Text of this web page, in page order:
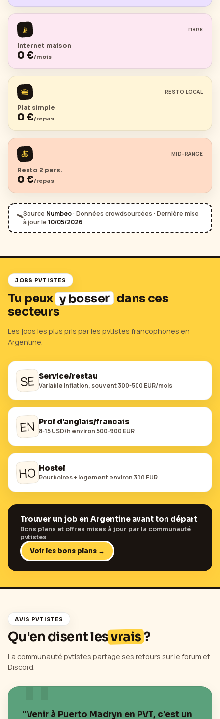
📡 FIBRE
Internet maison
0 €/mois
🍔 RESTO LOCAL
Plat simple
0 €/repas
🍝 MID-RANGE
Resto 2 pers.
0 €/repas
🛰️Source Numbeo· Données crowdsourcées · Dernière mise
à jour le 10/05/2026
JOBS PVTISTES
Tu peux y bosser dans ces
secteurs
Les jobs les plus pris par les pvtistes francophones en
Argentine
SE Service/restau
Variable inflation, souvent 300-500 EUR/mois
EN Prof d'anglais/francais
8-15 USD/h environ 500-900 EUR
HO Hostel
Pourboires + logement environ 300 EUR
Trouver un job en Argentine avant ton départ
Bons plans et offres mises à jour par la communauté
pvtistes
Voir les bons plans →
AVIS PVTISTES
Qu'en disent lesvrais?
La communauté pvtistes partage ses retours sur le forum et
Discord.
"Venir à Puerto Madryn en PVT, c'est un